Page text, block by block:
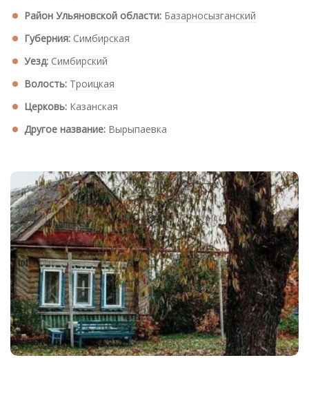
Район Ульяновской области: Базарносызганский
Губерния: Симбирская
Уезд: Симбирский
Волость: Троицкая
Церковь: Казанская
Другое название: Вырыпаевка